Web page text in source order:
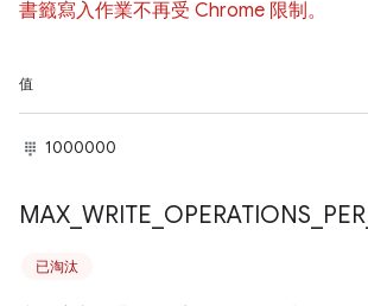
書籤寫入作業不再受 Chrome 限制。
值
1000000
MAX WRITE OPERATIONS PER
已淘汰